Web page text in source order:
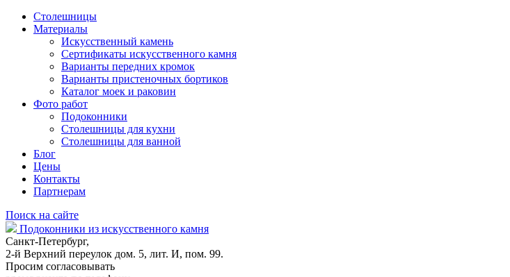
Столешницы
Материалы
Искусственный камень
Сертификаты искусственного камня
Варианты передних кромок
Варианты пристеночных бортиков
Каталог моек и раковин
Фото работ
Подоконники
Столешницы для кухни
Столешницы для ванной
Блог
Цены
Контакты
Партнерам
Поиск на сайте
Подоконники из искусственного камня
Санкт-Петербург,
2-й Верхний переулок дом. 5, лит. И, пом. 99.
Просим согласовывать